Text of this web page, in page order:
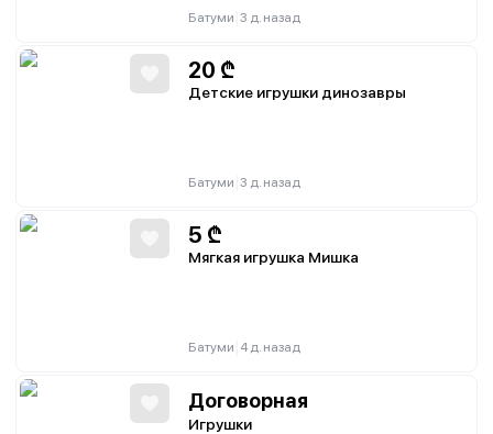
Батуми 3 д. назад
20 ₾
Детские игрушки динозавры
Батуми 3 д. назад
5 ₾
Мягкая игрушка Мишка
Батуми 4 д. назад
Договорная
Игрушки